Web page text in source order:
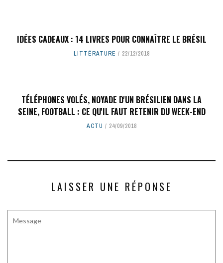
IDÉES CADEAUX : 14 LIVRES POUR CONNAÎTRE LE BRÉSIL
LITTÉRATURE 22/12/2018
TÉLÉPHONES VOLÉS, NOYADE D'UN BRÉSILIEN DANS LA
SEINE, FOOTBALL : CE QU'IL FAUT RETENIR DU WEEK-END
ACTU 24/09/2018
LAISSER UNE RÉPONSE